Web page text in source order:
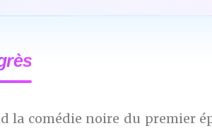
la comédie noire du premier